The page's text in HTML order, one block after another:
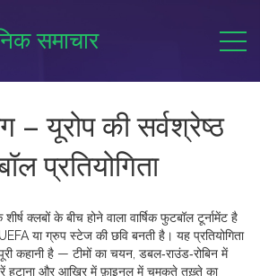
समाचार
– यूरोप की सर्वश्रेष्ठ
प्रतियोगिता
क्लबों के बीच होने वाला वार्षिक फुटबॉल टूर्नामेंट है
UEFA याग्रुप स्टेज की छवि बनती है। यह प्रतियोगिता
कहानी है — टीमों का चयन, डबल‑राउंड‑रोबिन में
हटाना और आखिर में फ़ाइनल में चमकते तख़्ते का